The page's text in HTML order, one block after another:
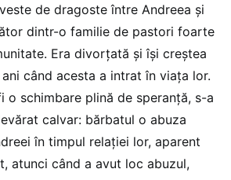
de dragoste între Andreea și
dintr-o familie de pastori foarte
Era divorțată și își creștea
când acesta a intrat în viața lor.
o schimbare plină de speranță, s-a
calvar: bărbatul o abuza
în timpul relației lor, aparent
atunci când a avut loc abuzul,